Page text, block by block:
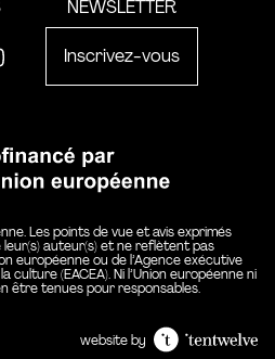
Youtube
NEWSLETTER
Inscrivez-vous
Les points de vue et avis exprimés
leur(s) auteur(s) et ne reflètent pas
européenne ou de l’Agence exécutive
culture (EACEA). Ni l’Union européenne ni
être tenues pour responsables.
website by